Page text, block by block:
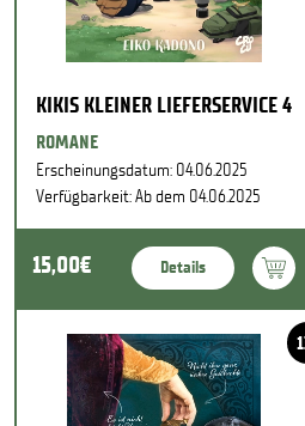
KIKIS KLEINER LIEFERSERVICE 4
ROMANE
Erscheinungsdatum: 04.06.2025
Verfügbarkeit: Ab dem 04.06.2025
15,00€ Details